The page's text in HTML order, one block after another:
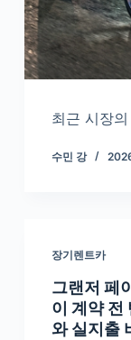
최근 시장
수민 강
장기렌트카
그랜저 페
이 계약 전
와 실지출